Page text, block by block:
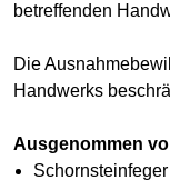
betreffenden
Die
Handwerks
Ausgenommen
Schornsteinfeger